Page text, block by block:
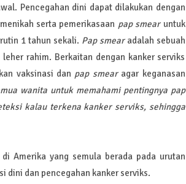
Pencegahan dini dapat dilakukan dengan
serta pemerikasaan pap smearuntuk
1 tahun sekali. Pap smearadalah sebuah
rahim. Berkaitan dengan kanker serviks
vaksinasi dan pap smearagar keganasan
wanita untuk memahami pentingnya pap
kalau terkena kanker serviks, sehingga
Amerika yang semula berada pada urutan
dini dan pencegahan kanker serviks.